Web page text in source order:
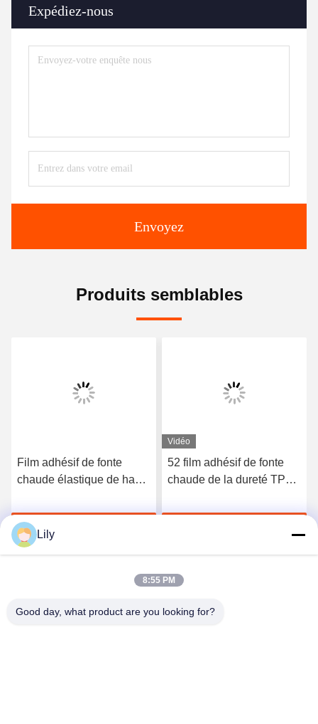
Expédiez-nous
Envoyez
Produits semblables
Film adhésif de fonte
chaude élastique de haute
3412
Discuter Maintenant
Vidéo
52 film adhésif de fonte
chaude de la dureté TPU
vêtements sans couture
Lily
8:55 PM
Good day, what product are you looking for?